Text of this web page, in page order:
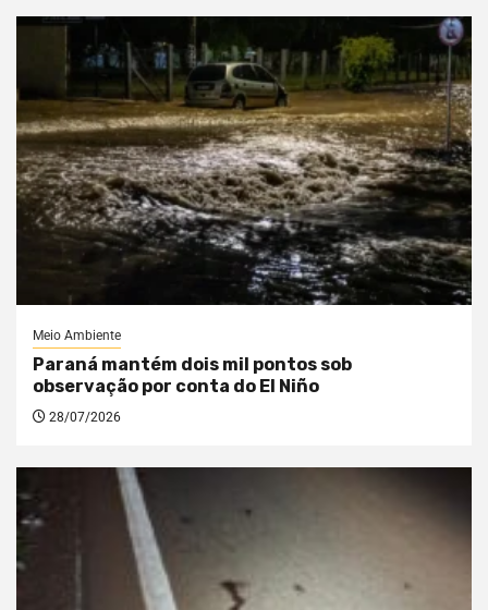
Meio Ambiente
Paraná mantém dois mil pontos sob
observação por conta do El Niño
28/07/2026